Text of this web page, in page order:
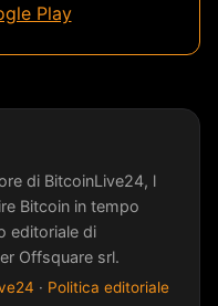
Play
di BitcoinLive24, l
Bitcoin in tempo
editoriale di
Offsquare srl.
· Politica editoriale